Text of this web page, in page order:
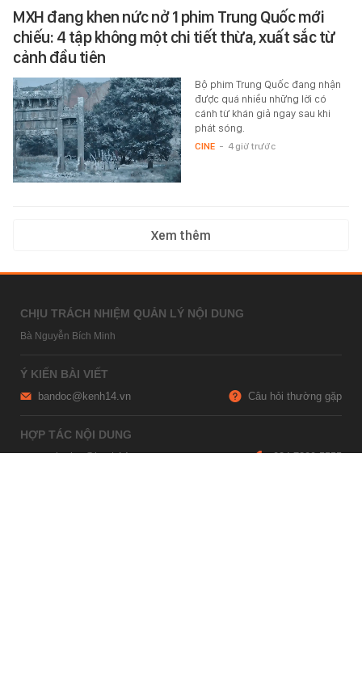
MXH đang khen nức nở 1 phim Trung Quốc mới
chiếu: 4 tập không một chi tiết thừa, xuất sắc từ
cảnh đầu tiên
Bộ phim Trung Quốc đang nhận
được quá nhiều những lời có
cánh từ khán giả ngay sau khi
phát sóng.
CINE - 4 giờ trước
Xem thêm
CHỊU TRÁCH NHIỆM QUẢN LÝ NỘI DUNG
Bà Nguyễn Bích Minh
Ý KIẾN BÀI VIẾT
bandoc@kenh14.vn Câu hỏi thường gặp
HỢP TÁC NỘI DUNG
marketing@kenh14.vn 024 7309 5555